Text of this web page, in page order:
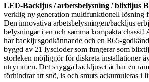
LED-Backljus / arbetsbelysning / blixtljus
verklig ny generation multifunktionell lösning
Den innovativa arbetsbelysningen/backljus
belysningar i en och samma kompakta chassi!
har backljusgodkännande och en R65-
byggd av 21 lysdioder som fungerar som
storleken möjliggör för diskreta installationer
utrymmen. Det snygga backljuset är har en
förhindrar att snö, is och smuts ackumuleras i